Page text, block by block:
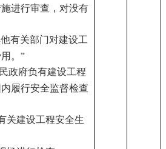
进行审查，对没有
有关部门对建设工
。”
政府负有建设工程
履行安全监督检查
关建设工程安全生